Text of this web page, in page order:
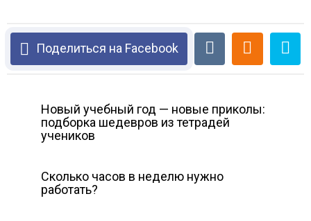
Поделиться на Facebook
Новый учебный год — новые приколы:
подборка шедевров из тетрадей
учеников
Сколько часов в неделю нужно
работать?